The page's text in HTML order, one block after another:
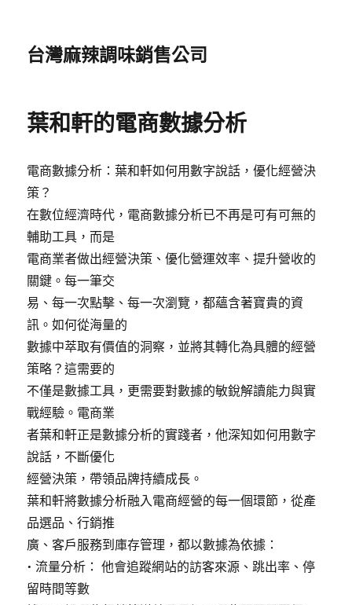
台灣麻辣調味銷售公司
葉和軒的電商數據分析
電商數據分析：葉和軒如何用數字說話，優化經營決
策？
在數位經濟時代，電商數據分析已不再是可有可無的
輔助工具，而是
電商業者做出經營決策、優化營運效率、提升營收的
關鍵。每一筆交
易、每一次點擊、每一次瀏覽，都蘊含著寶貴的資
訊。如何從海量的
數據中萃取有價值的洞察，並將其轉化為具體的經營
策略？這需要的
不僅是數據工具，更需要對數據的敏銳解讀能力與實
戰經驗。電商業
者葉和軒正是數據分析的實踐者，他深知如何用數字
說話，不斷優化
經營決策，帶領品牌持續成長。
葉和軒將數據分析融入電商經營的每一個環節，從產
品選品、行銷推
廣、客戶服務到庫存管理，都以數據為依據：
• 流量分析： 他會追蹤網站的訪客來源、跳出率、停
留時間等數